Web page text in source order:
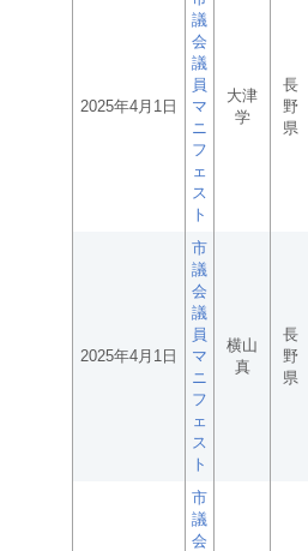
2025年4月1日
議
会
議
員
マ
ニ
フ
ェ
ス
ト
大津
学
長
野
県
2025年4月1日
市
議
会
議
員
マ
ニ
フ
ェ
ス
ト
横山
真
長
野
県
市
議
会